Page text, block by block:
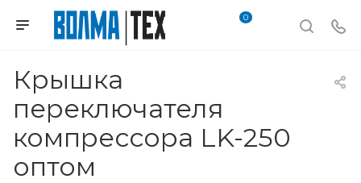
0
Крышка
переключателя
компрессора LK-250
оптом